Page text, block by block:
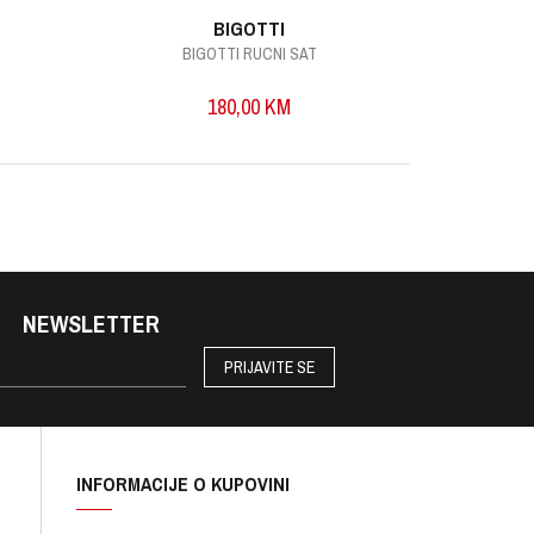
BIGOTTI
BIGOTTI RUCNI SAT
180,00 KM
NEWSLETTER
PRIJAVITE SE
INFORMACIJE O KUPOVINI